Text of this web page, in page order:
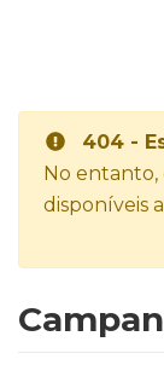
404 -
No entanto,
disponíveis